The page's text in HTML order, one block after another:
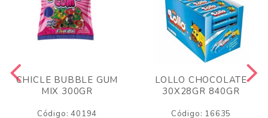
CHICLE BUBBLE GUM
MIX 300GR
Código: 40194
LOLLO CHOCOLATE
30X28GR 840GR
Código: 16635